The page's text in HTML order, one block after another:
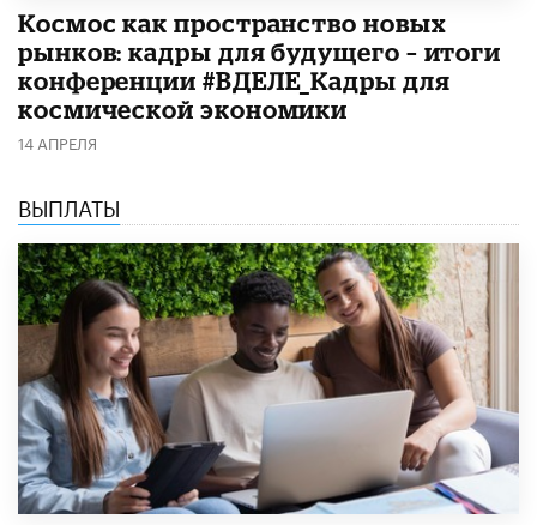
Космос как пространство новых
рынков: кадры для будущего – итоги
конференции #ВДЕЛЕ_Кадры для
космической экономики
14 АПРЕЛЯ
ВЫПЛАТЫ